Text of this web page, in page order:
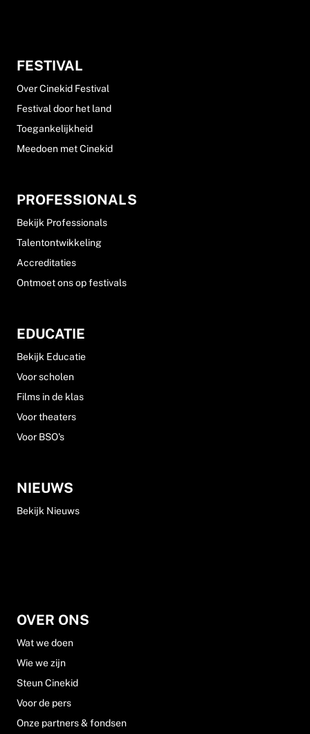
FESTIVAL
Over Cinekid Festival
Festival door het land
Toegankelijkheid
Meedoen met Cinekid
PROFESSIONALS
Bekijk Professionals
Talentontwikkeling
Accreditaties
Ontmoet ons op festivals
EDUCATIE
Bekijk Educatie
Voor scholen
Films in de klas
Voor theaters
Voor BSO's
NIEUWS
Bekijk Nieuws
OVER ONS
Wat we doen
Wie we zijn
Steun Cinekid
Voor de pers
Onze partners & fondsen